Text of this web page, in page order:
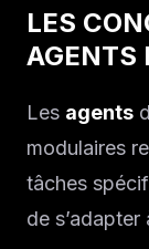
LES
AGENTS
Les agents
modulaires
tâches
de